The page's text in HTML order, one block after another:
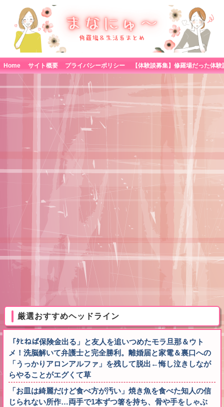
Home サイト概要 プライバシーポリシー
厳選おすすめヘッドライン
「ﾀﾋねば保険金出る」と友人を追いつめたモラ旦那＆ウト
メ！洗脳解いて弁護士と完全勝利。離婚届と家電＆裏口への
「うっかりアロンアルファ」を残して脱出←悔し泣きしなが
らやることがエグくて草
「お皿は綺麗だけど食べ方が汚い」焼き魚を食べた知人の信
じられない所作…両手で1本ずつ箸を持ち、骨や手をしゃぶ